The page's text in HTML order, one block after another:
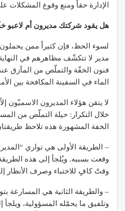
الإدارة حقاً ومنع وقوع المشكلات
هل يقود شركتك مديرون أم لاعبو
لسوء الحظ، فإن كثيراً ممن
مدير لا تتكشّف مظاهرهم في
فنون الخفّة والتملّص من المآزق
الماء في السفينة المكافحة بين
لا يتقن هؤلاء المديرون الاسميّون
خلال التكرار: حيلة التملّص من
الخفة المشهورة هذه تلاحظ
– الطريقة الأولى هي تواري
وقعت بسببه. ويُلجأ إلى هذه
وقتٌ كافٍ للاختباء وصرف الأنظار
– والطريقة الثانية هي المسارعة
وتلفيق ما يحمّله المسؤولية، ويلجأ